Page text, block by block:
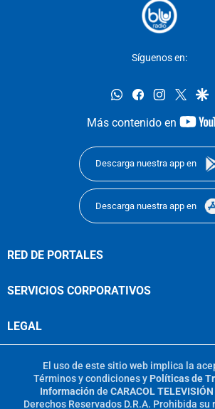
Síguenos en:
whatsappfacebookinstagram
twitter
Más contenido en
Descarga nuestra app en
Descarga nuestra app en
RED DE PORTALES
SERVICIOS CORPORATIVOS
LEGAL
El uso de este sitio web implica la
Términos y condicionesy Políticas de
Información de CARACOL
Derechos Reservados D.R.A. Prohibida su